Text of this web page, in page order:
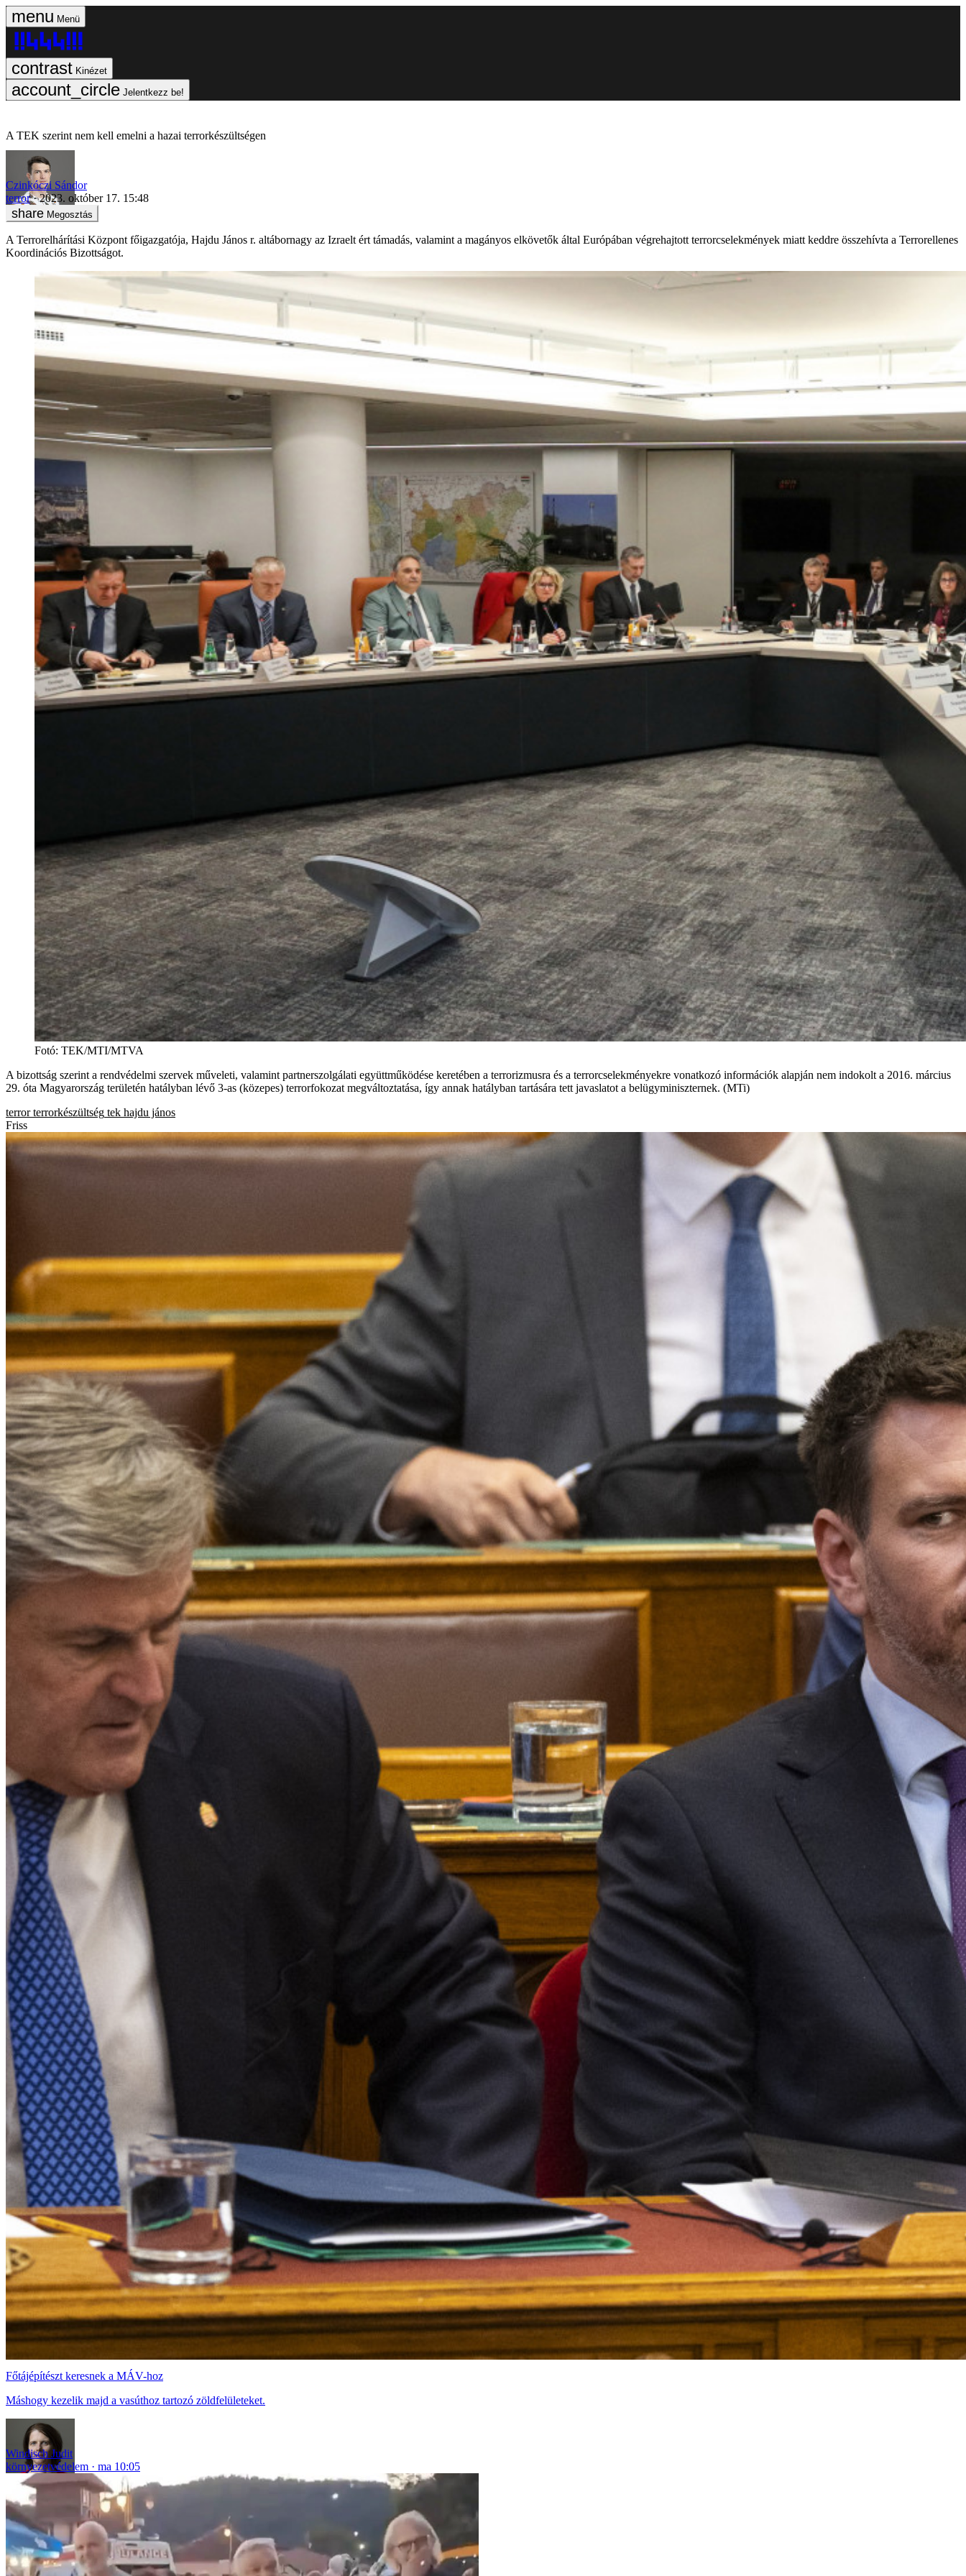
Menü
Kinézet
Jelentkezz be!
A TEK szerint nem kell emelni a hazai terrorkészültségen
Czinkóczi Sándor
terror
2023. október 17. 15:48
Megosztás
A Terrorelhárítási Központ főigazgatója, Hajdu János r. altábornagy az Izraelt ért támadás, valamint a magányos elkövetők által Európában végrehajtott terrorcselekmények miatt keddre összehívta a Terrorellenes
Koordinációs Bizottságot.
Fotó: TEK/MTI/MTVA
A bizottság szerint a rendvédelmi szervek műveleti, valamint partnerszolgálati együttműködése keretében a terrorizmusra és a terrorcselekményekre vonatkozó információk alapján nem indokolt a 2016. március
29. óta Magyarország területén hatályban lévő 3-as (közepes) terrorfokozat megváltoztatása, így annak hatályban tartására tett javaslatot a belügyminiszternek. (MTi)
terror terrorkészültség tek hajdu jános
Friss
Főtájépítészt keresnek a MÁV-hoz
Máshogy kezelik majd a vasúthoz tartozó zöldfelületeket.
Windisch Judit
környezetvédelem
ma 10:05